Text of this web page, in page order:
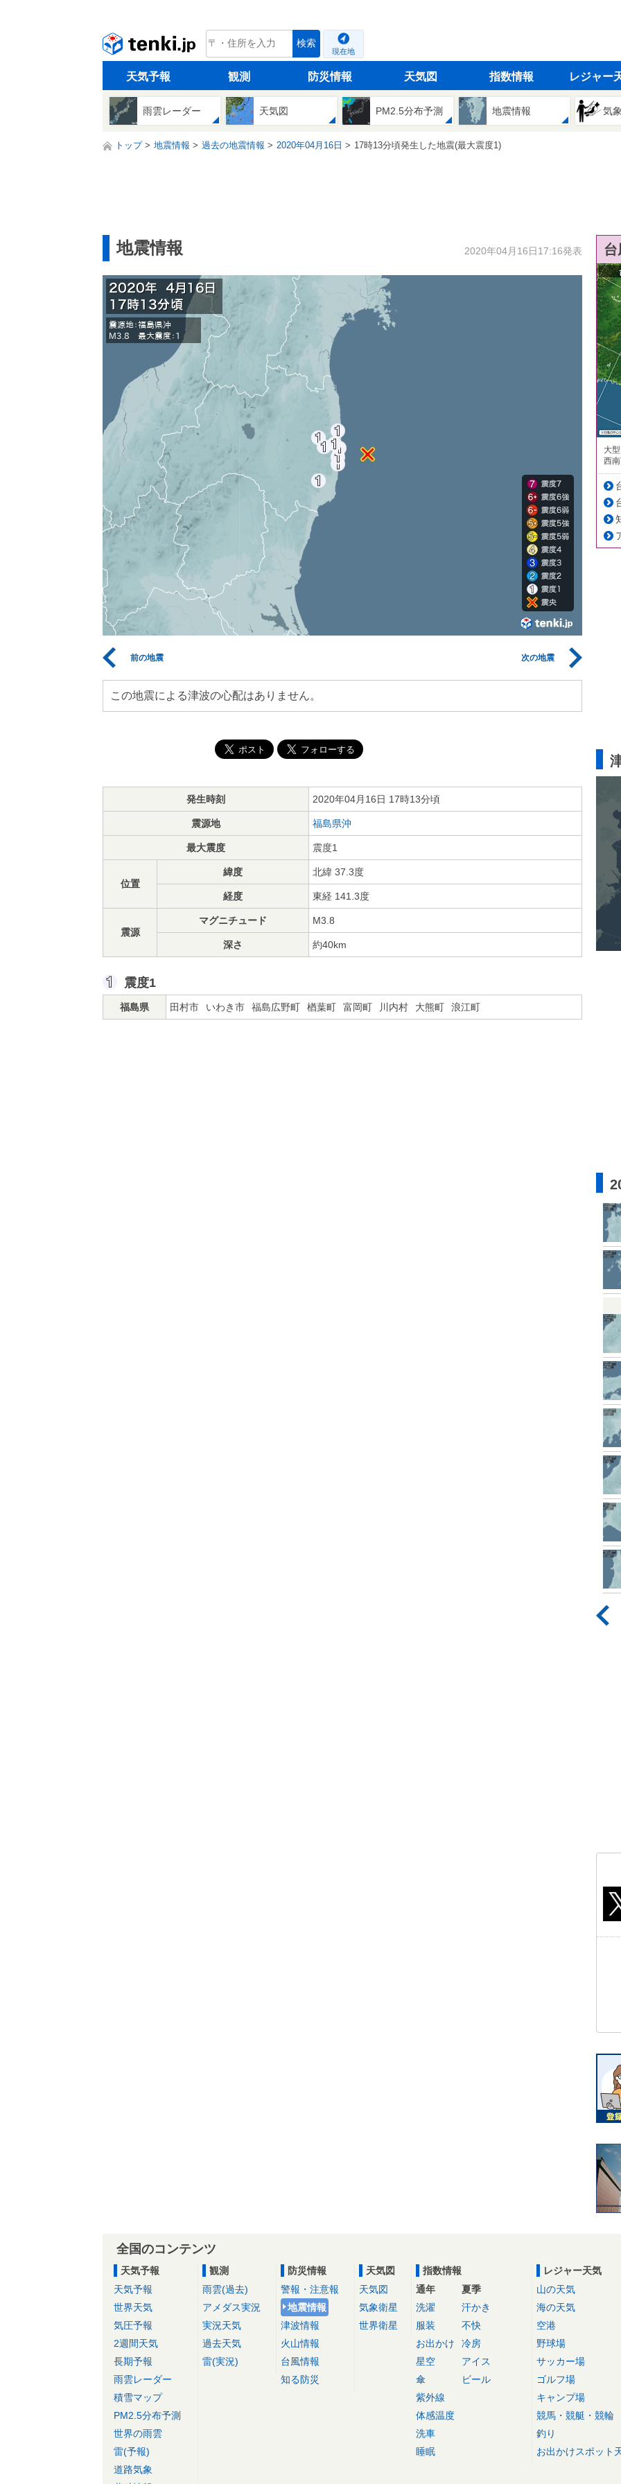
tenki.jp 検索
現在地
天気予報 観測 防災情報 天気図 指数情報 レジャー
雨雲レーダー 天気図 PM2.5分布予測 地震情報 気
トップ 地震情報 過去の地震情報 2020年04月16日 17時13分頃発生した地震(最大震度1)
地震情報 2020年04月16日17:16発表
前の地震 次の地震
この地震による津波の心配はありません。
発生時刻 2020年04月16日 17時13分頃
震源地 福島県沖
最大震度 震度1
位置
緯度 北緯 37.3度
経度 東経 141.3度
震源
マグニチュード M3.8
深さ 約40km
震度1
福島県 田村市 いわき市 福島広野町 楢葉町 富岡町 川内村 大熊町 浪江町
大
西
全国のコンテンツ
天気予報
天気予報
世界天気
気圧予報
2週間天気
長期予報
雨雲レーダー
積雪マップ
PM2.5分布予測
世界の雨雲
雷(予報)
道路気象
観測
雨雲(過去)
アメダス実況
実況天気
過去天気
雷(実況)
防災情報
警報・注意報
地震情報
津波情報
火山情報
台風情報
知る防災
天気図
天気図
気象衛星
世界衛星
指数情報
通年
洗濯
服装
お出かけ
星空
傘
紫外線
体感温度
洗車
睡眠
夏季
汗かき
不快
冷房
アイス
ビール
レジャー天気
山の天気
海の天気
空港
野球場
サッカー場
ゴルフ場
キャンプ場
競馬・競艇・競輪
釣り
お出かけスポット